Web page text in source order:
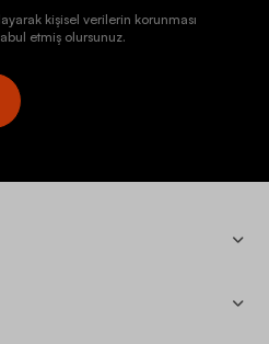
kişisel verilerin korunması
etmiş olursunuz.